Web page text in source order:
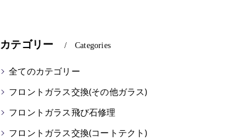
カテゴリー Categories
全てのカテゴリー
フロントガラス交換(その他ガラス)
フロントガラス飛び石修理
フロントガラス交換(コートテクト)